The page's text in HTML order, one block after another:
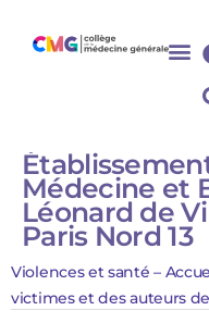
Médecine et
Léonard de
Paris Nord 13
Violences et santé –
victimes et des auteurs